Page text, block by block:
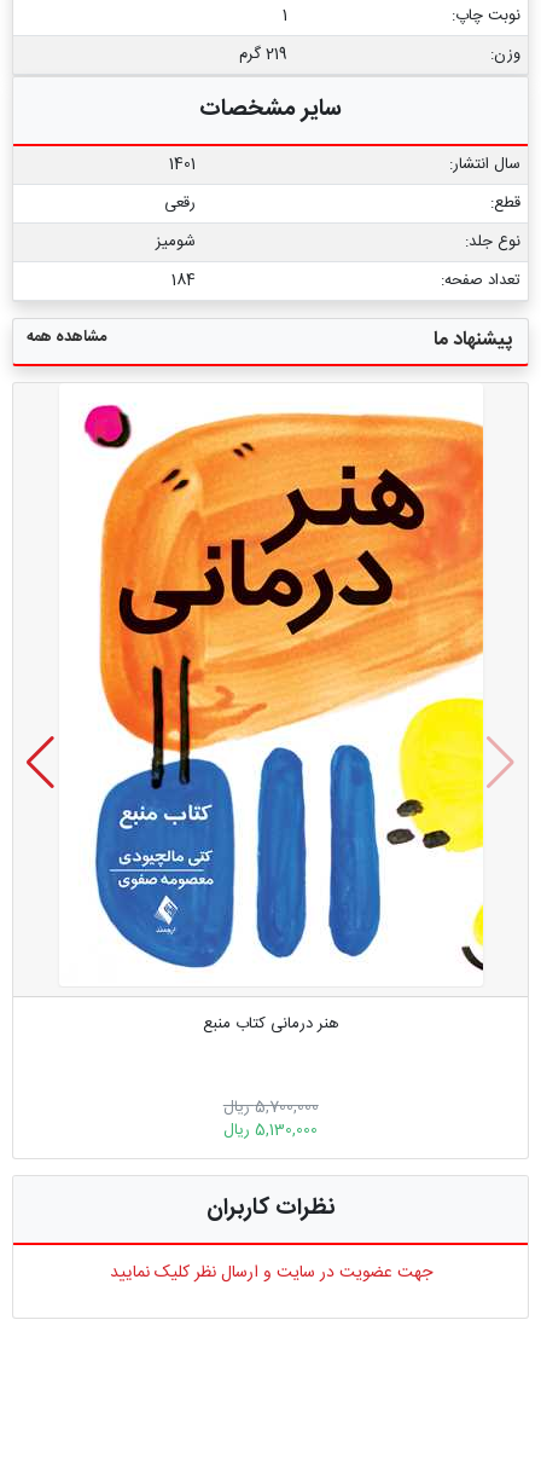
نوبت چاپ:
1
وزن:
219 گرم
سایر مشخصات
سال انتشار:
1401
قطع:
رقعی
نوع جلد:
شومیز
تعداد صفحه:
184
پیشنهاد ما مشاهده همه
هنر درمانی کتاب منبع
5,700,000 ریال
5,130,000 ریال
نظرات کاربران
جهت عضویت در سایت و ارسال نظر کلیک نمایید